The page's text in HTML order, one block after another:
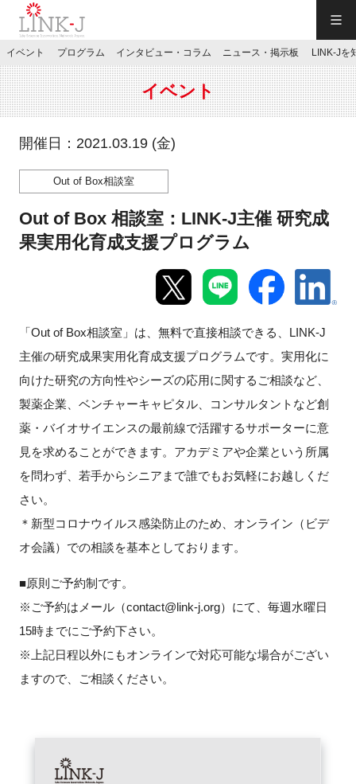
JP／EN
特別会員専用メニュー
施設ご予約
マイページ
新規登録
イベント
プログラム
ニュース・掲示板
特別会員
施設・アクセス
イベントお知らせメール登録
イベント プログラム インタビュー・コラム ニュース・掲示板 LINK-Jを
イベント
開催日：2021.03.19 (金)
Out of Box相談室
Out of Box 相談室：LINK-J主催 研究成
果実用化育成支援プログラム
「Out of Box相談室」は、無料で直接相談できる、LINK-J
主催の研究成果実用化育成支援プログラムです。実用化に
向けた研究の方向性やシーズの応用に関するご相談など、
製薬企業、ベンチャーキャピタル、コンサルタントなど創
薬・バイオサイエンスの最前線で活躍するサポーターに意
見を求めることができます。アカデミアや企業という所属
を問わず、若手からシニアまで誰でもお気軽にお越しくだ
さい。
＊新型コロナウイルス感染防止のため、オンライン（ビデ
オ会議）での相談を基本としております。
■原則ご予約制です。
※ご予約はメール（contact@link-j.org）にて、毎週水曜日
15時までにご予約下さい。
※上記日程以外にもオンラインで対応可能な場合がござい
ますので、ご相談ください。